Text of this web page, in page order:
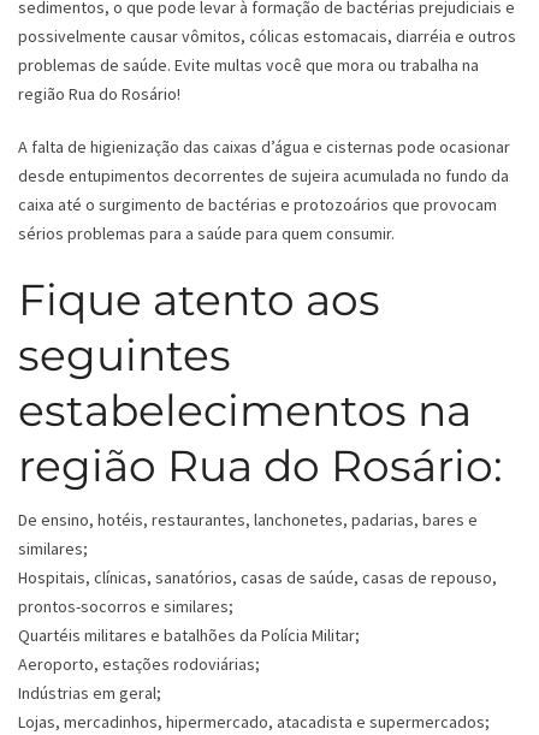
sedimentos, o que pode levar à formação de bactérias prejudiciais e
possivelmente causar vômitos, cólicas estomacais, diarréia e outros
problemas de saúde. Evite multas você que mora ou trabalha na
região Rua do Rosário!
A falta de higienização das caixas d’água e cisternas pode ocasionar
desde entupimentos decorrentes de sujeira acumulada no fundo da
caixa até o surgimento de bactérias e protozoários que provocam
sérios problemas para a saúde para quem consumir.
Fique atento aos
seguintes
estabelecimentos na
região Rua do Rosário:
De ensino, hotéis, restaurantes, lanchonetes, padarias, bares e
similares;
Hospitais, clínicas, sanatórios, casas de saúde, casas de repouso,
prontos-socorros e similares;
Quartéis militares e batalhões da Polícia Militar;
Aeroporto, estações rodoviárias;
Indústrias em geral;
Lojas, mercadinhos, hipermercado, atacadista e supermercados;